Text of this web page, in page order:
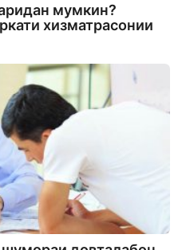
мумкин?
хизматрасонии